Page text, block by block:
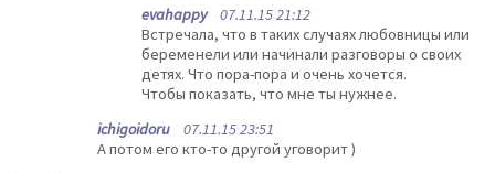
evahappy07.11.15 21:12
Встречала, что в таких случаях любовницы или
беременели или начинали разговоры о своих
детях. Что пора-пора и очень хочется.
Чтобы показать, что мне ты нужнее.
ichigoidoru 07.11.15 23:51
А потом его кто-то другой уговорит )